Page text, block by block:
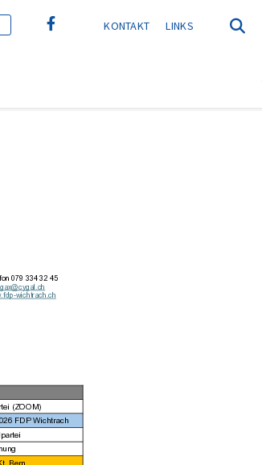
KONTAKT LINKS